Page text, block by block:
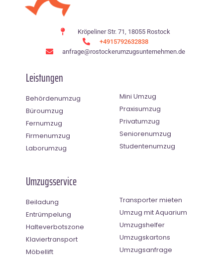
Kröpeliner Str. 71, 18055 Rostock
+4915792632838
anfrage@rostockerumzugsunternehmen.de
Leistungen
Behördenumzug
Büroumzug
Fernumzug
Firmenumzug
Laborumzug
Mini Umzug
Praxisumzug
Privatumzug
Seniorenumzug
Studentenumzug
Umzugsservice
Beiladung
Entrümpelung
Halteverbotszone
Klaviertransport
Möbellift
Transporter mieten
Umzug mit Aquarium
Umzugshelfer
Umzugskartons
Umzugsanfrage